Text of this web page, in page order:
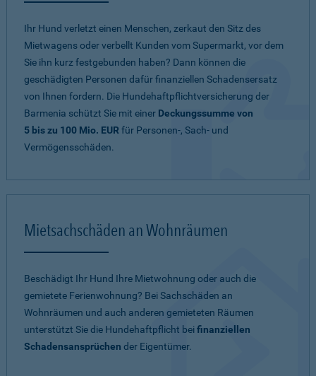
Ihr Hund verletzt einen Menschen, zerkaut den Sitz des
Mietwagens oder verbellt Kunden vom Supermarkt, vor dem
Sie ihn kurz festgebunden haben? Dann können die
geschädigten Personen dafür finanziellen Schadensersatz
von Ihnen fordern. Die Hundehaftpflichtversicherung der
Barmenia schützt Sie mit einer Deckungssumme von
5 bis zu 100 Mio. EURfür Personen-, Sach- und
Vermögensschäden.
Mietsachschäden an Wohnräumen
Beschädigt Ihr Hund Ihre Mietwohnung oder auch die
gemietete Ferienwohnung? Bei Sachschäden an
Wohnräumen und auch anderen gemieteten Räumen
unterstützt Sie die Hundehaftpflicht beifinanziellen
Schadensansprüchen der Eigentümer.